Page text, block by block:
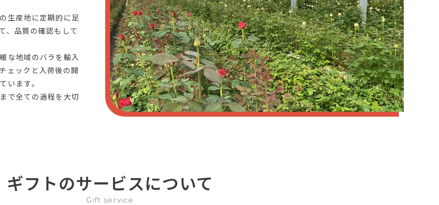
生産地に定期的に足
、品質の確認もして
な地域のバラを輸入
ェックと入荷後の開
います。
で全ての過程を大切
ギフトのサービスについて
Gift service